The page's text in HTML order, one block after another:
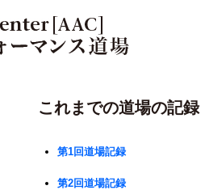
これまでの道場の記録
第1回道場記録
第2回道場記録